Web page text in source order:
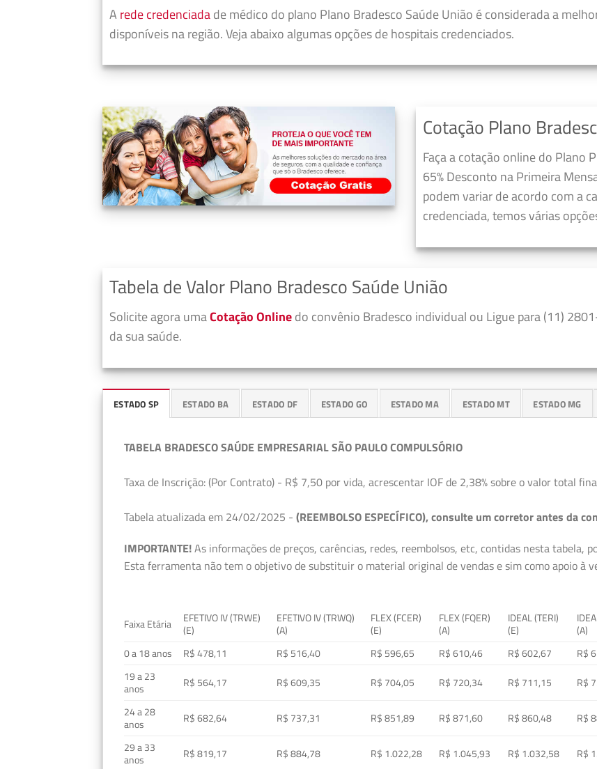
A rede credenciadade médico do plano Plano Bradesco Saúde União é considerada a
disponíveis na região. Veja abaixo algumas opções de hospitais credenciados.
Cotação Plano
Faça a cotação online do Plano
65% Desconto na Primeira
podem variar de acordo com a
credenciada, temos várias
Tabela de Valor Plano Bradesco Saúde União
Solicite agora umaCotação Onlinedo convênio Bradesco individual ou Ligue para (11)
da sua saúde.
ESTADO SP ESTADO BA ESTADO DF ESTADO GO ESTADO MA ESTADO MT ESTADO MG
TABELA BRADESCO SAÚDE EMPRESARIAL SÃO PAULO COMPULSÓRIO
Taxa de Inscrição: (Por Contrato) - R$ 7,50 por vida, acrescentar IOF de 2,38% sobre o valor total
Tabela atualizada em 24/02/2025 - (REEMBOLSO ESPECÍFICO), consulte um corretor antes da
IMPORTANTE!As informações de preços, carências, redes, reembolsos, etc, contidas nesta tabela,
Esta ferramenta não tem o objetivo de substituir o material original de vendas e sim como apoio à
Faixa Etária
EFETIVO IV (TRWE)
(E)
EFETIVO IV (TRWQ)
(A)
FLEX (FCER)
(E)
FLEX (FQER)
(A)
IDEAL (TERI)
(E)
(A)
0 a 18 anos
R$ 478,11 R$ 516,40 R$ 596,65 R$ 610,46 R$ 602,67 R$
19 a 23
anos
R$ 564,17 R$ 609,35 R$ 704,05 R$ 720,34 R$ 711,15 R$
24 a 28
anos
R$ 682,64 R$ 737,31 R$ 851,89 R$ 871,60 R$ 860,48 R$
29 a 33
anos
R$ 819,17 R$ 884,78 R$ 1.022,28 R$ 1.045,93 R$ 1.032,58 R$